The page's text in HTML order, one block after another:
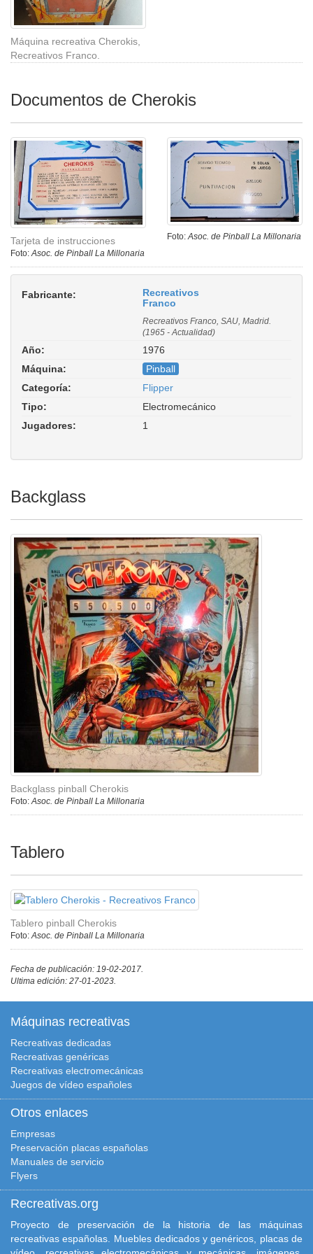
Máquina recreativa Cherokis,
Recreativos Franco.
Documentos de Cherokis
Tarjeta de instrucciones
Foto:Asoc. de Pinball La Millonaria
Foto:Asoc. de Pinball La Millonaria
Fabricante:
Recreativos
Franco
Recreativos Franco, SAU, Madrid.
(1965 - Actualidad)
Año:
1976
Máquina:
Pinball
Categoría:
Flipper
Tipo:
Electromecánico
Jugadores:
1
Backglass
Backglass pinball Cherokis
Foto:Asoc. de Pinball La Millonaria
Tablero
Tablero pinball Cherokis
Foto:Asoc. de Pinball La Millonaria
Fecha de publicación: 19-02-2017.
Ultima edición: 27-01-2023.
Máquinas recreativas
Recreativas dedicadas
Recreativas genéricas
Recreativas electromecánicas
Juegos de vídeo españoles
Otros enlaces
Empresas
Preservación placas españolas
Manuales de servicio
Flyers
Recreativas.org
Proyecto de preservación de la historia de las máquinas
recreativas españolas. Muebles dedicados y genéricos, placas de